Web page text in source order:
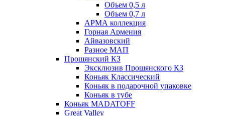
Объем 0,5 л
Объем 0,7 л
АРМА коллекция
Горная Армения
Айвазовский
Разное МАП
Прошянский КЗ
Эксклюзив Прошянского КЗ
Коньяк Классический
Коньяк в подарочной упаковке
Коньяк в тубе
Коньяк MADATOFF
Great Valley